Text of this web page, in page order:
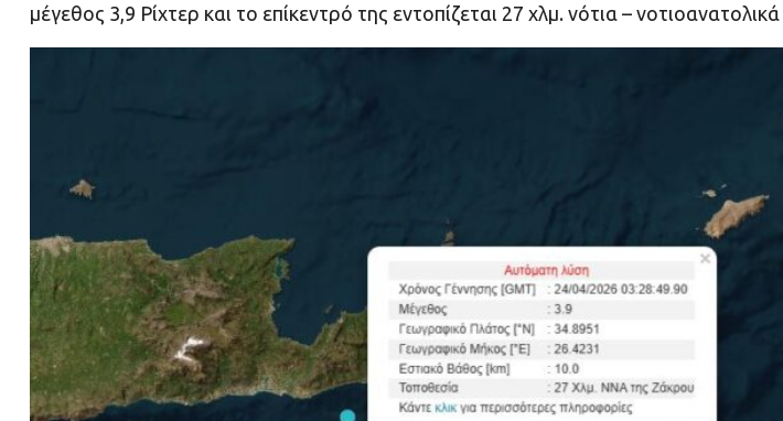
μέγεθος 3,9 Ρίχτερ και το επίκεντρό της εντοπίζεται 27 χλμ. νότια –